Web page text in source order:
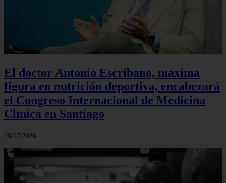
El doctor Antonio Escribano, máxima
figura en nutrición deportiva, encabezará
el Congreso Internacional de Medicina
Clínica en Santiago
28/07/2026